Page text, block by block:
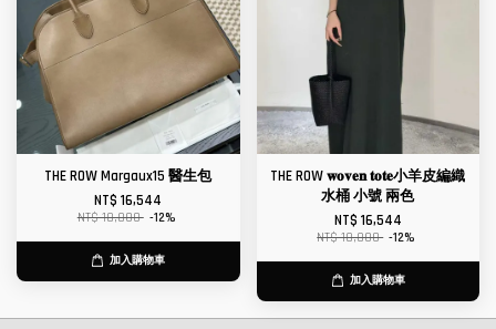
THE ROW Margaux15 醫生包
NT$ 16,544
NT$ 18,800 -12%
加入購物車
THE ROW 𝐰𝐨𝐯𝐞𝐧 𝐭𝐨𝐭𝐞小羊皮編織
水桶 小號 兩色
NT$ 16,544
NT$ 18,800 -12%
加入購物車